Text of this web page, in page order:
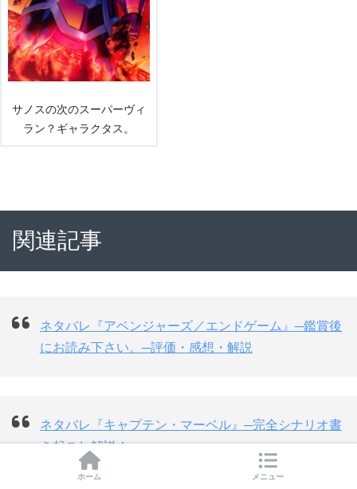
サノスの次のスーパーヴィ
ラン？ギャラクタス。
関連記事
ネタバレ『アベンジャーズ／エンドゲーム』─鑑賞後
にお読み下さい。─評価・感想・解説
ネタバレ『キャプテン・マーベル』─完全シナリオ書
き起こし解説！─
ホーム メニュー